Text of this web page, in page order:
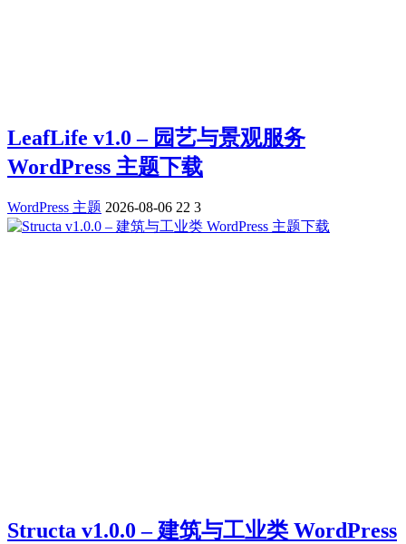
LeafLife v1.0 – 园艺与景观服务
WordPress 主题下载
WordPress 主题 2026-08-06 22 3
Structa v1.0.0 – 建筑与工业类 WordPress